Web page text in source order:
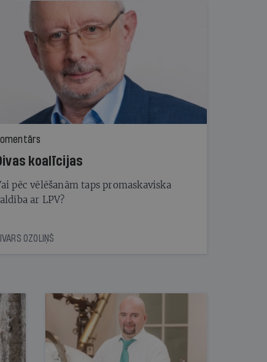
koalīcijas
pēc vēlēšanām taps promaskaviska
ar LPV?
OZOLIŅŠ